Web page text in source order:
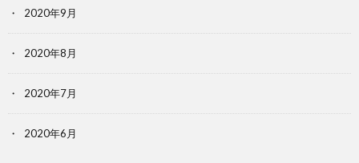
2020年9月
2020年8月
2020年7月
2020年6月